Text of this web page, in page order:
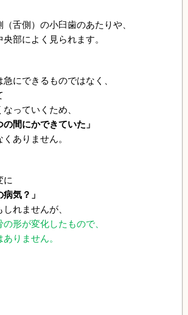
舌側）の小臼歯のあたりや、
央部によく見られます。
にできるものではなく、
っていくため、
の間にかできていた」
ありません。
に
気？」
れませんが、
形が変化したもので、
りません。